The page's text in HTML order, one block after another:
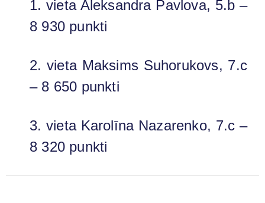
1. vieta Aleksandra Pavlova, 5.b –
8 930 punkti
2. vieta Maksims Suhorukovs, 7.c
– 8 650 punkti
3. vieta Karolīna Nazarenko, 7.c –
8 320 punkti